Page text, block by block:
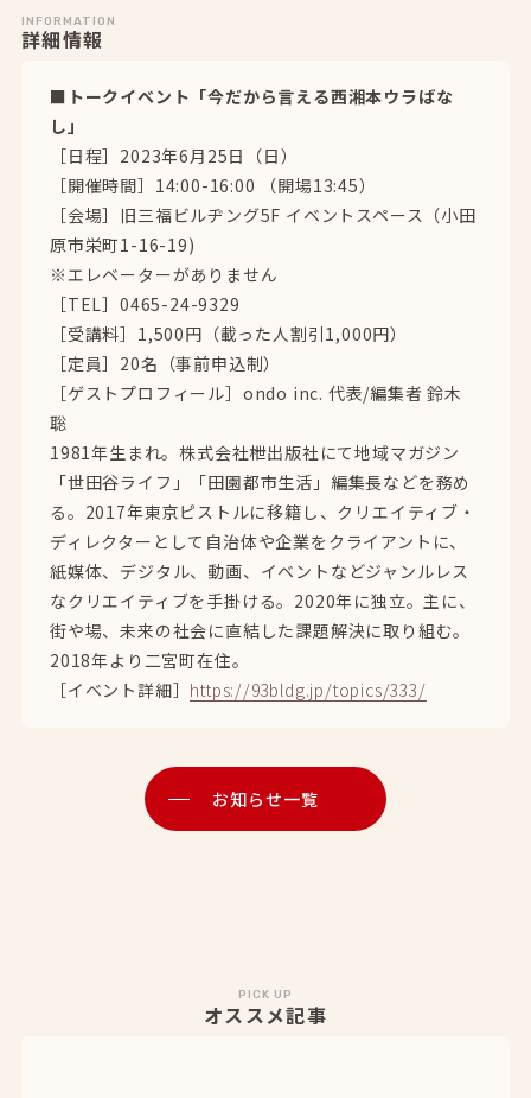
INFORMATION
詳細情報
■トークイベント「今だから言える西湘本ウラばな
し」
［日程］2023年6月25日（日）
［開催時間］14:00-16:00 （開場13:45）
［会場］旧三福ビルヂング5F イベントスペース（小田
原市栄町1-16-19)
※エレベーターがありません
［TEL］0465-24-9329
［受講料］1,500円（載った人割引1,000円）
［定員］20名（事前申込制）
［ゲストプロフィール］ondo inc. 代表/編集者 鈴木
聡
1981年生まれ。株式会社枻出版社にて地域マガジン
「世田谷ライフ」「田園都市生活」編集長などを務め
る。2017年東京ピストルに移籍し、クリエイティブ・
ディレクターとして自治体や企業をクライアントに、
紙媒体、デジタル、動画、イベントなどジャンルレス
なクリエイティブを手掛ける。2020年に独立。主に、
街や場、未来の社会に直結した課題解決に取り組む。
2018年より二宮町在住。
［イベント詳細］ https://93bldg.jp/topics/333/
お知らせ一覧
PICK UP
オススメ記事